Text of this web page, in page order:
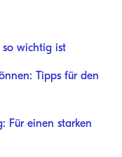
so wichtig ist
Tipps für den
Für einen starken